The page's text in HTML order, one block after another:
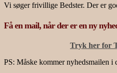
Vi søger frivillige Bedster. Der er
Få en mail, når der er en ny
Tryk her for
PS: Måske kommer nyhedsmailen